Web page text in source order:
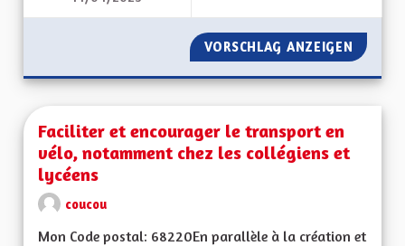
VORSCHLAG ANZEIGEN
Faciliter et encourager le transport en
vélo, notamment chez les collégiens et
lycéens
coucou
Mon Code postal: 68220En parallèle à la création et